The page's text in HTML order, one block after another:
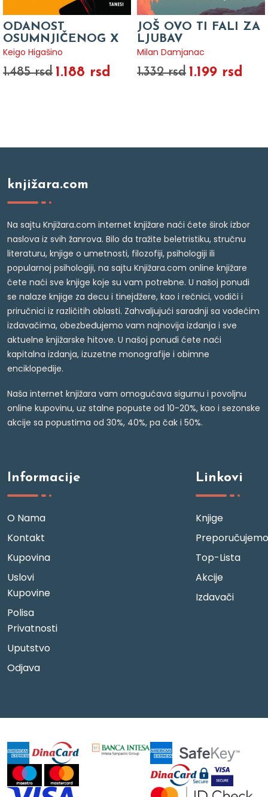
ODANOST
OSUMNJIČENOG X
Keigo Higašino
1.485 rsd 1.188 rsd
JOŠ OVO TI FALI ZA
LJUBAV
Milan Damjanac
1.332 rsd 1.199 rsd
knjižara.com
Na sajtu Knjižara.com internet knjižare naći ćete širok izbor
naslova iz svih žanrova. Bilo da tražite beletristiku, stručnu
literaturu, knjige o umetnosti, filozofiji, psihologiji ili
popularnoj psihologiji, na sajtu Knjižara.com online knjižare
ćete naći sve knjige koje su vam potrebne. U našoj ponudi
se nalaze knjige za decu i tinejdžere, kao i rečnici, vodiči i
priručnici iz različitih oblasti. Zahvaljujući saradnji sa vodećim
izdavačima, obezbeđujemo vam najnovija izdanja i sve
aktuelne knjižarske hitove. U našoj ponudi ćete naći
kapitalna izdanja, izuzetne monografije i obimne
enciklopedije.
Naša internet knjižara vam omogućava sigurnu i povoljnu
online kupovinu, uz stalne popuste od 10-20%, kao i sezonske
akcije sa popustima od 30%, 40%, pa čak i 50%.
Informacije
O Nama
Kontakt
Kupovina
Uslovi
Kupovine
Polisa
Privatnosti
Uputstvo
Odjava
Linkovi
Knjige
Preporučujemo
Top-Lista
Akcije
Izdavači